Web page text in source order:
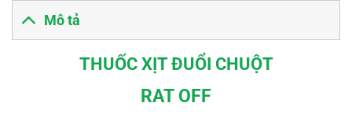
Mô tả
THUỐC XỊT ĐUỔI CHUỘT
RAT OFF